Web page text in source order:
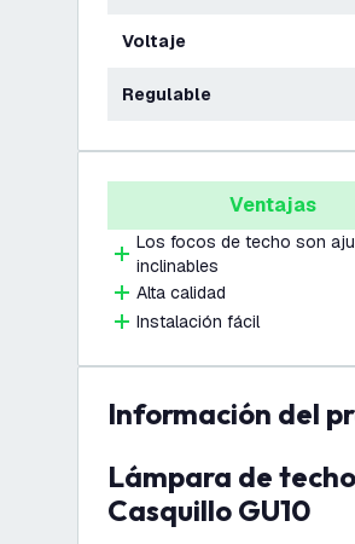
Voltaje
Regulable
Ventajas
Los focos de techo son
inclinables
Alta calidad
Instalación fácil
información del
Lámpara de techo LED Bianca Trio - Inclinable -
Casquillo GU10